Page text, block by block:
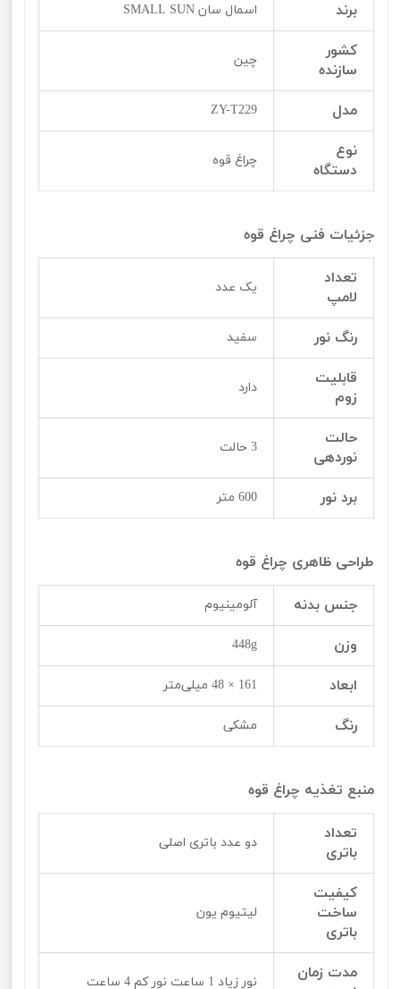
برند اسمال سان SMALL SUN
کشور
سازنده
چین
مدل ZY-T229
نوع
دستگاه
چراغ قوه
جزئیات فنی چراغ قوه
تعداد
لامپ
یک عدد
رنگ نور سفید
قابلیت
زوم
دارد
حالت
نوردهی
3 حالت
برد نور 600 متر
طراحی ظاهری چراغ قوه
جنس بدنه آلومینیوم
وزن 448g
ابعاد 161 × 48 میلی‌متر
رنگ مشکی
منبع تغذیه چراغ قوه
تعداد
باتری
دو عدد باتری اصلی
کیفیت
ساخت
باتری
لیتیوم یون
مدت زمان
نور زیاد 1 ساعت نور کم 4 ساعت